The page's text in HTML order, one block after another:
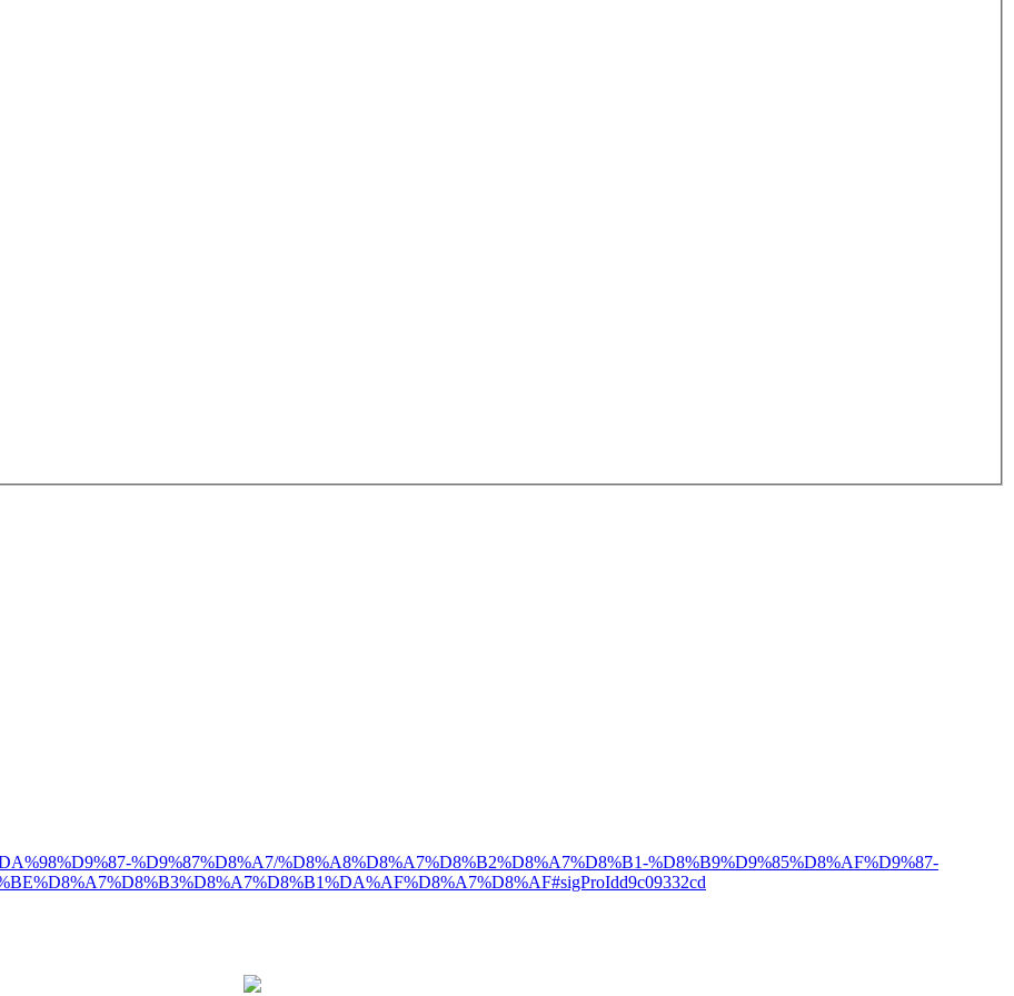
%D9%87%D8%A7/%D8%A8%D8%A7%D8%B2%D8%A7%D8%B1-%D8%B9%D9%85%D8%AF%D9%87-